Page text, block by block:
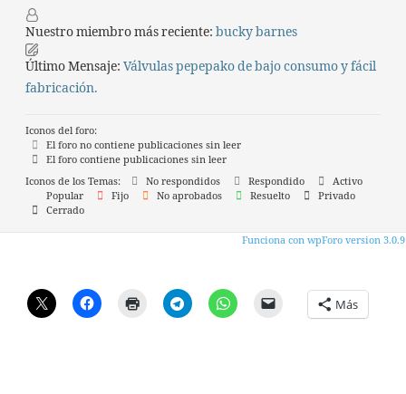
Nuestro miembro más reciente: bucky barnes
Último Mensaje: Válvulas pepepako de bajo consumo y fácil
fabricación.
Iconos del foro:
El foro no contiene publicaciones sin leer
El foro contiene publicaciones sin leer
Iconos de los Temas:
No respondidos Respondido
Activo
Popular
Fijo No aprobados Resuelto
Privado
Cerrado
Funciona con wpForo version 3.0.9
Más